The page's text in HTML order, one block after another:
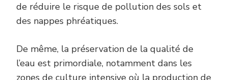
de réduire le risque de pollution des sols et
des nappes phréatiques.
De même, la préservation de la qualité de
l’eau est primordiale, notamment dans les